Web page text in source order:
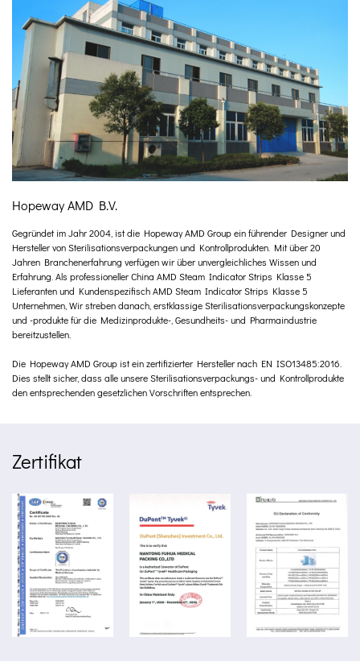
Hopeway AMD B.V.
Gegründet im Jahr 2004, ist die Hopeway AMD Group ein führender Designer und
Hersteller von Sterilisationsverpackungen und Kontrollprodukten. Mit über 20
Jahren Branchenerfahrung verfügen wir über unvergleichliches Wissen und
Erfahrung. Als professionellerChina AMD Steam Indicator Strips Klasse 5
Lieferantenund Kundenspezifisch AMD Steam Indicator Strips Klasse 5
Unternehmen , Wir streben danach, erstklassige Sterilisationsverpackungskonzepte
und -produkte für die Medizinprodukte-, Gesundheits- und Pharmaindustrie
bereitzustellen.
Die Hopeway AMD Group ist ein zertifizierter Hersteller nach EN ISO13485:2016.
Dies stellt sicher, dass alle unsere Sterilisationsverpackungs- und Kontrollprodukte
den entsprechenden gesetzlichen Vorschriften entsprechen.
Zertifikat